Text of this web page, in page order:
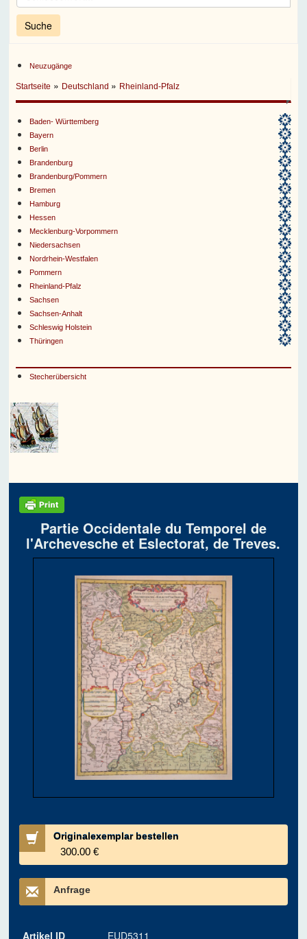
Neuzugänge
Startseite » Deutschland » Rheinland-Pfalz
Baden- Württemberg
Bayern
Berlin
Brandenburg
Brandenburg/Pommern
Bremen
Hamburg
Hessen
Mecklenburg-Vorpommern
Niedersachsen
Nordrhein-Westfalen
Pommern
Rheinland-Pfalz
Sachsen
Sachsen-Anhalt
Schleswig Holstein
Thüringen
Stecherübersicht
Partie Occidentale du Temporel de
l'Archevesche et Eslectorat, de Treves.
Originalexemplar bestellen
300.00 €
Anfrage
Artikel ID
EUD5311